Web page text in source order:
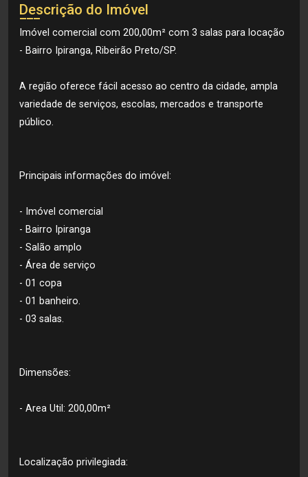
Descrição do Imóvel
Imóvel comercial com 200,00m² com 3 salas para locação
- Bairro Ipiranga, Ribeirão Preto/SP.
A região oferece fácil acesso ao centro da cidade, ampla
variedade de serviços, escolas, mercados e transporte
público.
Principais informações do imóvel:
- Imóvel comercial
- Bairro Ipiranga
- Salão amplo
- Área de serviço
- 01 copa
- 01 banheiro.
- 03 salas.
Dimensões:
- Area Util: 200,00m²
Localização privilegiada: